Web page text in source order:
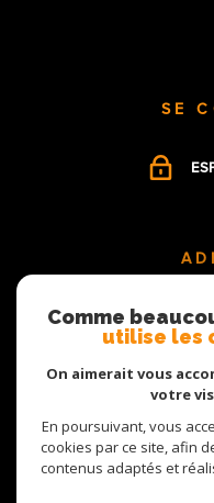
SE
Comme
utilise les
On aimerait vous
votre
En poursuivant, vous
cookies par ce site, afin
contenus adaptés et